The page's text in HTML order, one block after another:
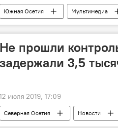
Южная Осетия Мультимедиа
Не прошли
задержали 3,5
12 июля 2019, 17:09
Северная Осетия Новости